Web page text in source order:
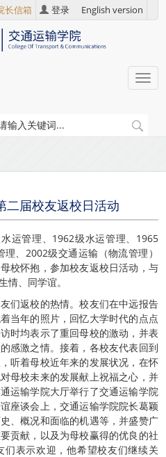
长信箱 登录 English version
二届校友返校日活动
运管理、1962级水运管理、1965
、2002级交通运输（物流管理）
校怀抱，参加校友返校日活动，与
情、同学谊。
们返校的热情。校友们在中远报告
当年的照片，回忆大学时代的点点
时均表示了重回母校的激动，并表
感激之情。接着，各校友代表回到
听着母校近年来的发展状况，在怀
母校未来的发展献上祝福之心，并
运输学院大厅举行了交通运输学院
座谈会上，交通运输学院院长葛颖
、概况和面临的机遇等，并盛赞广
贡献，以及为母校赢得的优良的社
表示欢迎，他希望校友们继续关